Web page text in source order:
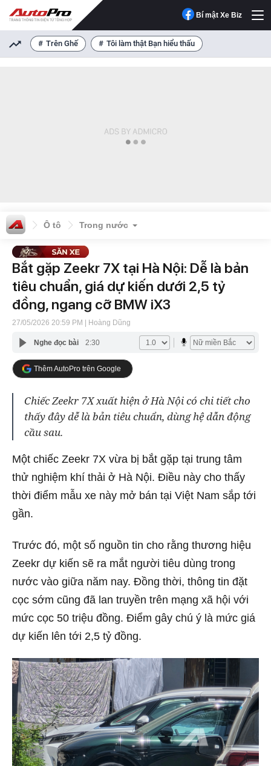
Bí mật Xe Biz
Trên Ghế Tôi làm thật Bạn hiểu thấu
Ô tô Trong nước
Bắt gặp Zeekr 7X tại Hà Nội: Dễ là bản
tiêu chuẩn, giá dự kiến dưới 2,5 tỷ
đồng, ngang cỡ BMW iX3
27/05/2026 20:59 PM | Hoàng Dũng
Nghe đọc bài 2:30
Thêm AutoPro trên Google
Chiếc Zeekr 7X xuất hiện ở Hà Nội có chi tiết cho
thấy đây dễ là bản tiêu chuẩn, dùng hệ dẫn động
cầu sau.
Một chiếc Zeekr 7X vừa bị bắt gặp tại trung tâm
thử nghiệm khí thải ở Hà Nội. Điều này cho thấy
thời điểm mẫu xe này mở bán tại Việt Nam sắp tới
gần.
Trước đó, một số nguồn tin cho rằng thương hiệu
Zeekr dự kiến sẽ ra mắt người tiêu dùng trong
nước vào giữa năm nay. Đồng thời, thông tin đặt
cọc sớm cũng đã lan truyền trên mạng xã hội với
mức cọc 50 triệu đồng. Điểm gây chú ý là mức giá
dự kiến lên tới 2,5 tỷ đồng.